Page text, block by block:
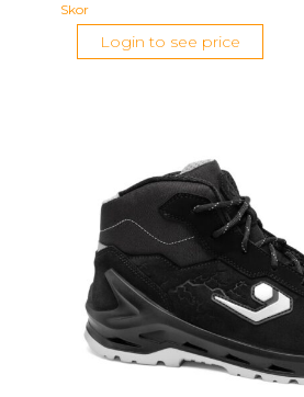
Svart
mängd
Skor
Login to see price